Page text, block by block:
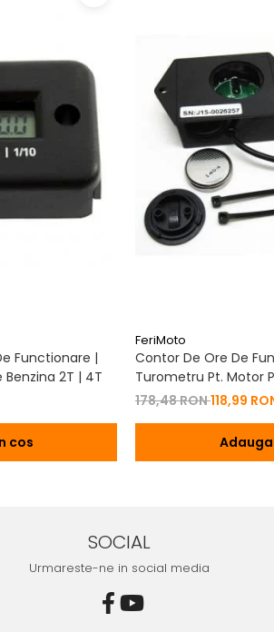
Functionare |
Benzina 2T | 4T
cos
FeriMoto
Contor De Ore De
Turometru Pt. Motor
Cu Capac De Baterie
178,48 RON118,99
SOCIAL
Urmareste-ne in social media